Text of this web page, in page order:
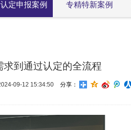
定申报案例 专精特新案例
到通过认定的全流程
09-12 15:34:50 分享：